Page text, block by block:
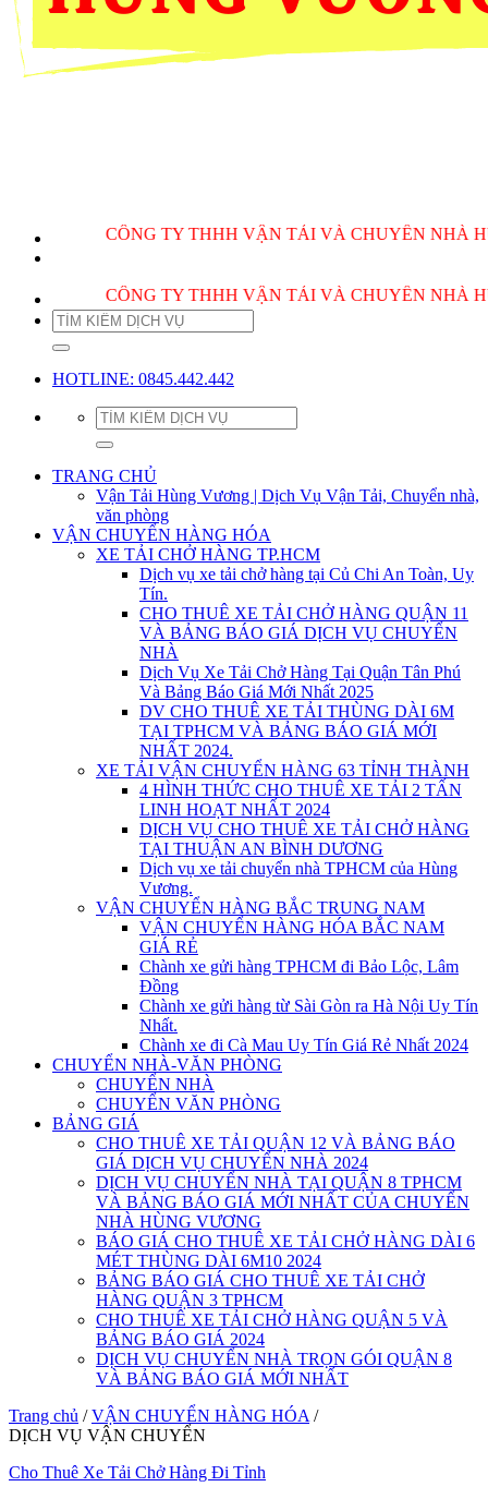
CÔNG TY THHH VẬN TẢI VÀ CHUYỂN NHÀ HÙNG
CÔNG TY THHH VẬN TẢI VÀ CHUYỂN NHÀ HÙNG
HOTLINE: 0845.442.442
TRANG CHỦ
Vận Tải Hùng Vương | Dịch Vụ Vận Tải, Chuyển nhà,
văn phòng
VẬN CHUYỂN HÀNG HÓA
XE TẢI CHỞ HÀNG TP.HCM
Dịch vụ xe tải chở hàng tại Củ Chi An Toàn, Uy
Tín.
CHO THUÊ XE TẢI CHỞ HÀNG QUẬN 11
VÀ BẢNG BÁO GIÁ DỊCH VỤ CHUYỂN
NHÀ
Dịch Vụ Xe Tải Chở Hàng Tại Quận Tân Phú
Và Bảng Báo Giá Mới Nhất 2025
DV CHO THUÊ XE TẢI THÙNG DÀI 6M
TẠI TPHCM VÀ BẢNG BÁO GIÁ MỚI
NHẤT 2024.
XE TẢI VẬN CHUYỂN HÀNG 63 TỈNH THÀNH
4 HÌNH THỨC CHO THUÊ XE TẢI 2 TẤN
LINH HOẠT NHẤT 2024
DỊCH VỤ CHO THUÊ XE TẢI CHỞ HÀNG
TẠI THUẬN AN BÌNH DƯƠNG
Dịch vụ xe tải chuyển nhà TPHCM của Hùng
Vương.
VẬN CHUYỂN HÀNG BẮC TRUNG NAM
VẬN CHUYỂN HÀNG HÓA BẮC NAM
GIÁ RẺ
Chành xe gửi hàng TPHCM đi Bảo Lộc, Lâm
Đồng
Chành xe gửi hàng từ Sài Gòn ra Hà Nội Uy Tín
Nhất.
Chành xe đi Cà Mau Uy Tín Giá Rẻ Nhất 2024
CHUYỂN NHÀ-VĂN PHÒNG
CHUYỂN NHÀ
CHUYỂN VĂN PHÒNG
BẢNG GIÁ
CHO THUÊ XE TẢI QUẬN 12 VÀ BẢNG BÁO
GIÁ DỊCH VỤ CHUYỂN NHÀ 2024
DỊCH VỤ CHUYỂN NHÀ TẠI QUẬN 8 TPHCM
VÀ BẢNG BÁO GIÁ MỚI NHẤT CỦA CHUYỂN
NHÀ HÙNG VƯƠNG
BÁO GIÁ CHO THUÊ XE TẢI CHỞ HÀNG DÀI 6
MÉT THÙNG DÀI 6M10 2024
BẢNG BÁO GIÁ CHO THUÊ XE TẢI CHỞ
HÀNG QUẬN 3 TPHCM
CHO THUÊ XE TẢI CHỞ HÀNG QUẬN 5 VÀ
BẢNG BÁO GIÁ 2024
DỊCH VỤ CHUYỂN NHÀ TRỌN GÓI QUẬN 8
VÀ BẢNG BÁO GIÁ MỚI NHẤT
Trang chủ / VẬN CHUYỂN HÀNG HÓA /
DỊCH VỤ VẬN CHUYỂN
Cho Thuê Xe Tải Chở Hàng Đi Tỉnh